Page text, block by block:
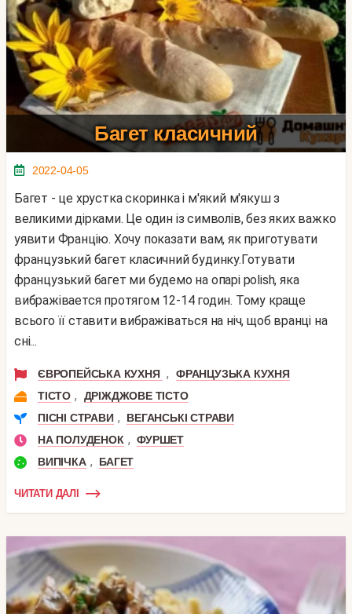
Багет класичний
2022-04-05
Багет - це хрустка скоринка і м'який м'якуш з
великими дірками. Це один із символів, без яких важко
уявити Францію. Хочу показати вам, як приготувати
французький багет класичний будинку.Готувати
французький багет ми будемо на опарі polish, яка
вибражівается протягом 12-14 годин. Тому краще
всього її ставити вибражіваться на ніч, щоб вранці на
сні...
ЄВРОПЕЙСЬКА КУХНЯ ,
ФРАНЦУЗЬКА КУХНЯ
ТІСТО ,
ДРІЖДЖОВЕ ТІСТО
ПІСНІ СТРАВИ ,
ВЕГАНСЬКІ СТРАВИ
НА ПОЛУДЕНОК , ФУРШЕТ
ВИПІЧКА , БАГЕТ
ЧИТАТИ ДАЛІ